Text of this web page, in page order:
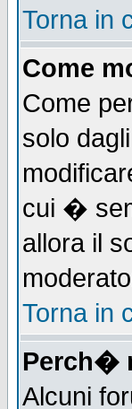
Torna in
Come
Come
solo
cui �
allora il
Torna in
Perch�
Alcuni